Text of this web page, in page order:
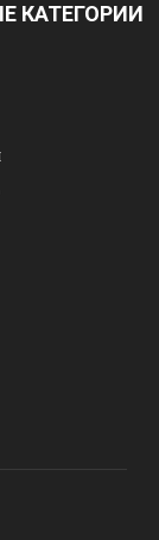
КАТЕГОРИИ